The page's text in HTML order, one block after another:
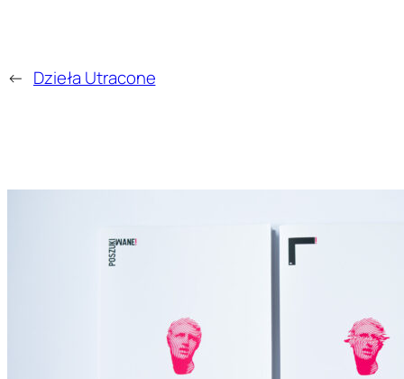
← Dzieła Utracone